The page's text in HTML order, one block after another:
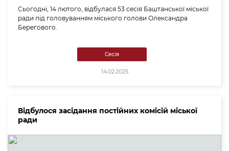
Сьогодні, 14 лютого, відбулася 53 сесія Баштанської міської
ради під головуванням міського голови Олександра
Берегового.
Сесія
14.02.2025
Відбулося засідання постійних комісій міської
ради